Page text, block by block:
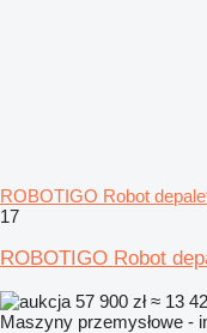
ROBOTIGO Robot
17
ROBOTIGO Robot
57 900 zł≈ 13
Maszyny przemysłowe -